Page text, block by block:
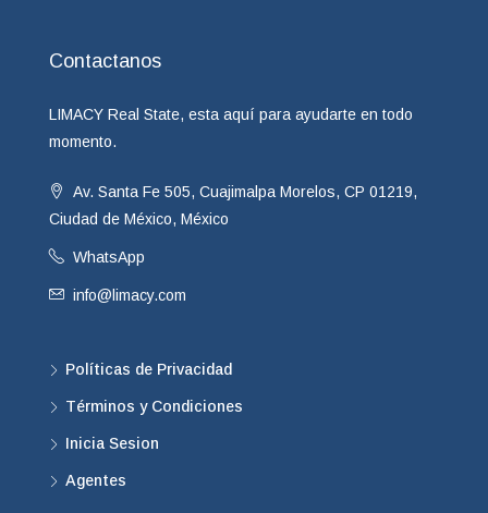
Contactanos
LIMACY Real State, esta aquí para ayudarte en todo
momento.
Av. Santa Fe 505, Cuajimalpa Morelos, CP 01219,
Ciudad de México, México
WhatsApp
info@limacy.com
Políticas de Privacidad
Términos y Condiciones
Inicia Sesion
Agentes